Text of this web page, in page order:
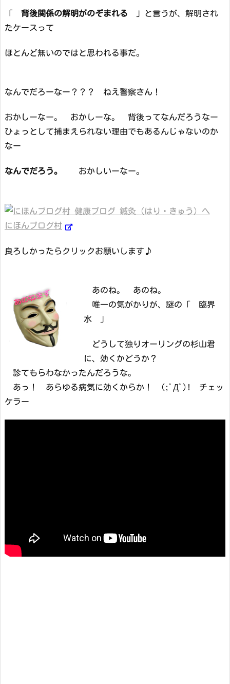
背後関係の解明がのぞまれる 」と言うが、解明され
たケースって
ほとんど無いのではと思われる事だ。
なんでだろーなー？？？ ねえ警察さん！
おかしーなー。 おかしーな。 背後ってなんだろうなー
ひょっとして捕まえられない理由でもあるんじゃないのか
なー
なんでだろう。 おかしいーなー。
にほんブログ村
良ろしかったらクリックお願いします♪
あのね。 あのね。
唯一の気がかりが、謎の「 臨界
水 」
どうして独りオーリングの杉山君
に、効くかどうか？
診てもらわなかったんだろうな。
あっ！ あらゆる病気に効くからか！ (;ﾟДﾟ)! チェッ
ケラー